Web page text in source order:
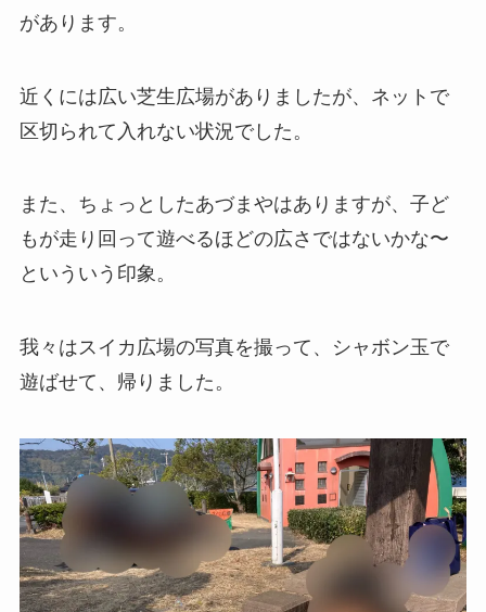
があります。
近くには広い芝生広場がありましたが、ネットで
区切られて入れない状況でした。
また、ちょっとしたあづまやはありますが、子ど
もが走り回って遊べるほどの広さではないかな〜
といういう印象。
我々はスイカ広場の写真を撮って、シャボン玉で
遊ばせて、帰りました。